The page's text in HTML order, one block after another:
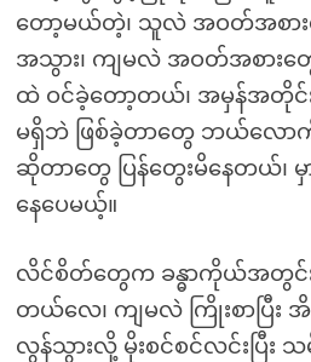
တော့မယ်တဲ့၊ သူလဲ အဝတ်အစား
အသွား၊ ကျမလဲ အဝတ်အစားတွေ
ထဲ ဝင်ခဲ့တော့တယ်၊ အမှန်အတိုင်း
မရှိဘဲ ဖြစ်ခဲ့တာတွေ ဘယ်လော
ဆိုတာတွေ ပြန်တွေးမိနေတယ်၊
နေပေမယ့်။
လိင်စိတ်တွေက ခန္ဓာကိုယ်အတွင်း
တယ်လေ၊ ကျမလဲ ကြိုးစာပြီ
လွန်သွားလို့ မိုးစင်စင်လင်းပြီး သ